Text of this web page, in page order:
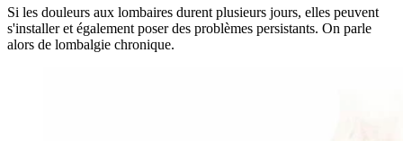
Si les douleurs aux lombaires durent plusieurs jours, elles peuvent
s'installer et également poser des problèmes persistants. On parle
alors de lombalgie chronique.